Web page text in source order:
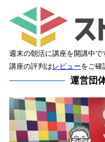
週末の朝活に講座を開講中で
講座の評判はレビューをご確
運営団